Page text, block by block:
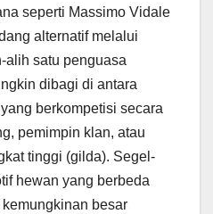
seperti Massimo Vidale
alternatif melalui
alih satu penguasa
dibagi di antara
berkompetisi secara
pemimpin klan, atau
tinggi (gilda). Segel-
hewan yang berbeda
besar